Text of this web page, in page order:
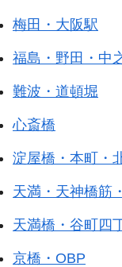
梅田・大阪駅
福島・野田・中
難波・道頓堀
心斎橋
淀屋橋・本町・
天満・天神橋筋
天満橋・谷町四
京橋・OBP